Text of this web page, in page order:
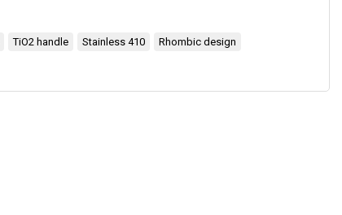
TiO2 handle Stainless 410 Rhombic design